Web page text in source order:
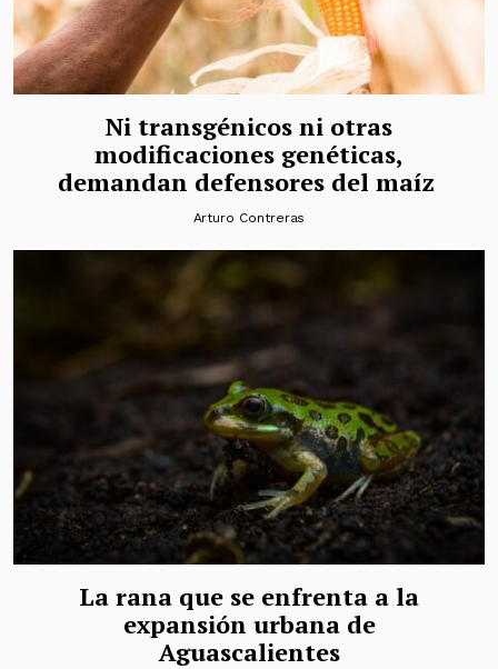
Ni transgénicos ni otras
modificaciones genéticas,
demandan defensores del maíz
Arturo Contreras
La rana que se enfrenta a la
expansión urbana de
Aguascalientes